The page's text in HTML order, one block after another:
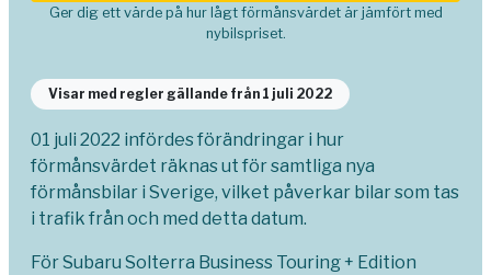
Ger dig ett värde på hur lågt förmånsvärdet är jämfört med
nybilspriset.
Visar med regler gällande från 1 juli 2022
01 juli 2022 infördes förändringar i hur
förmånsvärdet räknas ut för samtliga nya
förmånsbilar i Sverige, vilket påverkar bilar som tas
i trafik från och med detta datum.
För Subaru Solterra Business Touring + Edition